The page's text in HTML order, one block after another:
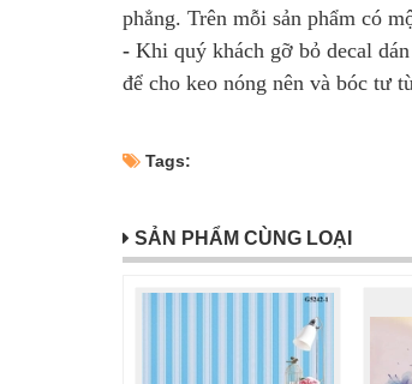
phẳng. Trên mỗi sản phẩm có
- Khi quý khách gỡ bỏ decal
để cho keo nóng nên và bóc tư
Tags:
SẢN PHẨM CÙNG LOẠI